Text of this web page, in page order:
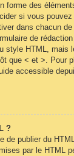
forme des
si vous
dans chacun
de
style HTML, mais
que < et >. Pour
accessible
?
de publier du
par le HTML